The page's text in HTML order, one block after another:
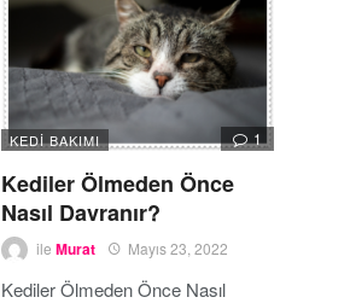
KEDI BAKIMI 1
Kediler Ölmeden Önce
Nasıl Davranır?
ile Murat Mayıs 23, 2022
Kediler Ölmeden Önce Nasıl